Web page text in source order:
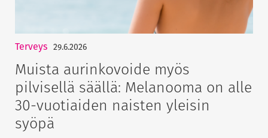
Terveys 29.6.2026
Muista aurinkovoide myös
pilvisellä säällä: Melanooma on alle
30-vuotiaiden naisten yleisin
syöpä